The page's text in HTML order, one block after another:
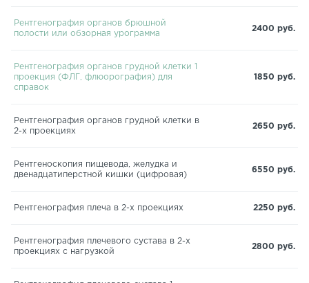
Рентгенография органов брюшной
полости или обзорная урограмма
2400 руб.
Рентгенография органов грудной клетки 1
проекция (ФЛГ, флюорография) для
справок
1850 руб.
Рентгенография органов грудной клетки в
2-х проекциях
2650 руб.
Рентгеноскопия пищевода, желудка и
двенадцатиперстной кишки (цифровая)
6550 руб.
Рентгенография плеча в 2-х проекциях 2250 руб.
Рентгенография плечевого сустава в 2-х
проекциях с нагрузкой
2800 руб.